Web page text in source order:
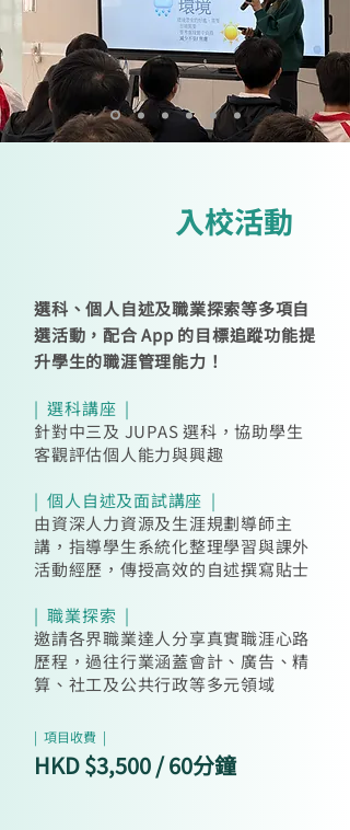
入校活動
選科、個人自述及職業探索等多項自
選活動，配合 App 的目標追蹤功能提
升學生的職涯管理能力！
| 選科講座 |
針對中三及 JUPAS 選科，協助學生
客觀評估個人能力與興趣
| 個人自述及面試講座 |
由資深人力資源及生涯規劃導師主
講，指導學生系統化整理學習與課外
活動經歷，傳授高效的自述撰寫貼士
| 職業探索 |
邀請各界職業達人分享真實職涯心路
歷程，過往行業涵蓋會計、廣告、精
算、社工及公共行政等多元領域
| 項目收費 |
HKD $3,500 / 60分鐘